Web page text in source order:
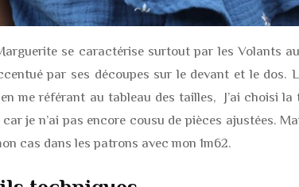
se caractérise surtout par les Volants
par ses découpes sur le devant et le
en me référant au tableau des tailles, J’ai choisi
je n’ai pas encore cousu de pièces ajustées.
cas dans les patrons avec mon 1m62.